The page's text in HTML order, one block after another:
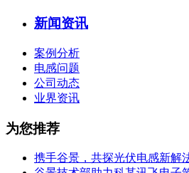
新闻资讯
案例分析
电感问题
公司动态
业界资讯
为您推荐
携手谷景，共探光伏电感新